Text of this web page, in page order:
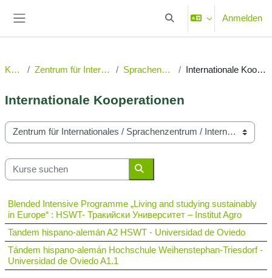
Sucheingabe umschalten
Anmelden
Kurse Zentrum für Internationales Sprachenzentrum Internationale Kooperationen
Internationale Kooperationen
Kursbereiche
Kurse suchen
Kurse suchen
Blended Intensive Programme „Living and studying sustainably
in Europe“ : HSWT- Тракийски Университет – Institut Agro
Tandem hispano-alemán A2 HSWT - Universidad de Oviedo
Tándem hispano-alemán Hochschule Weihenstephan-Triesdorf -
Universidad de Oviedo A1.1